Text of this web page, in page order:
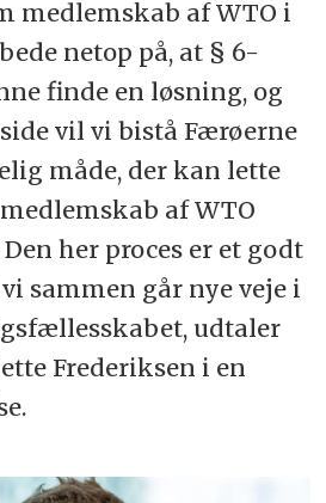
medlemskab af WTO i
netop på, at § 6-
finde en løsning, og
vil vi bistå Færøerne
måde, der kan lette
af WTO
her proces er et godt
sammen går nye veje i
udtaler
Frederiksen i en